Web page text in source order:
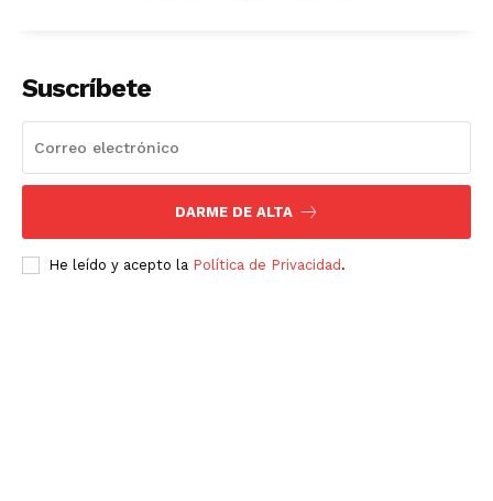
Suscríbete
DARME DE ALTA
He leído y acepto la Política de Privacidad .